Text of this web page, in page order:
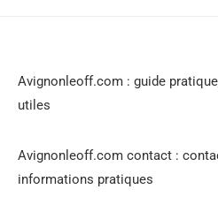
Avignonleoff.com : guide
utiles
Avignonleoff.com contact :
informations pratiques